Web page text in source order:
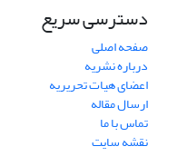
دسترسی سریع
صفحه اصلی
درباره نشریه
اعضای هیات تحریریه
ارسال مقاله
تماس با ما
نقشه سایت